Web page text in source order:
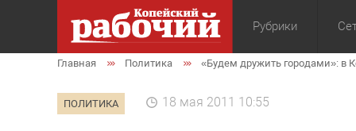
Рубрики
Общество
Главная Политика «Будем дружить городами»: в
ПОЛИТИКА 18 мая 2011 10:55